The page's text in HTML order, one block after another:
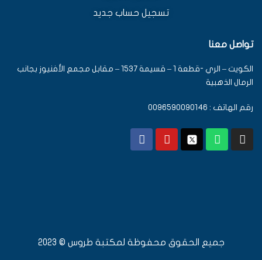
تسجيل حساب جديد
تواصل معنا
الكويت – الري -قطعة 1 – قسيمة 1537 – مقابل مجمع الأفنيوز بجانب
الرمال الذهبية
رقم الهاتف : 0096590090146
جميع الحقوق محفوظة لمكتبة طروس © 2023